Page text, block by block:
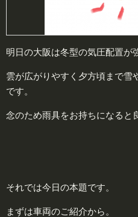
明日の大阪は冬型の気圧配置が
雲が広がりやすく夕方頃まで雪
です。
念のため雨具をお持ちになると
それでは今日の本題です。
まずは車両のご紹介から。